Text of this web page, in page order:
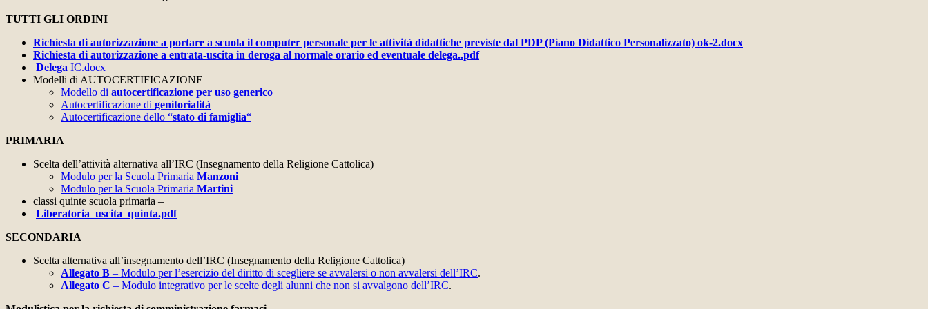
TUTTI GLI ORDINI
Richiesta di autorizzazione a portare a scuola il computer personale per le attività didattiche previste dal PDP (Piano Didattico Personalizzato) ok-2.docx
Richiesta di autorizzazione a entrata-uscita in deroga al normale orario ed eventuale delega..pdf
Delega IC.docx
Modelli di AUTOCERTIFICAZIONE
Modello di autocertificazione per uso generico
Autocertificazione di genitorialità
Autocertificazione dello “stato di famiglia“
PRIMARIA
Scelta dell’attività alternativa all’IRC (Insegnamento della Religione Cattolica)
Modulo per la Scuola Primaria Manzoni
Modulo per la Scuola Primaria Martini
classi quinte scuola primaria –
Liberatoria_uscita_quinta.pdf
SECONDARIA
Scelta alternativa all’insegnamento dell’IRC (Insegnamento della Religione Cattolica)
Allegato B – Modulo per l’esercizio del diritto di scegliere se avvalersi o non avvalersi dell’IRC.
Allegato C – Modulo integrativo per le scelte degli alunni che non si avvalgono dell’IRC.